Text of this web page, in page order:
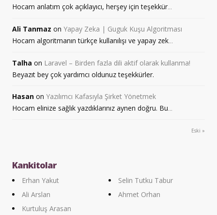
Hocam anlatım çok açıklayıcı, herşey için teşekkür
Ali Tanmaz on Yapay Zeka | Guguk Kuşu Algoritması
Hocam algoritmanın türkçe kullanılışı ve yapay zek
Talha on Laravel – Birden fazla dili aktif olarak kullanma!
Beyazıt bey çok yardımcı oldunuz teşekkürler.
Hasan on Yazılımcı Kafasıyla Şirket Yönetmek
Hocam elinize sağlık yazdıklarınız aynen doğru. Bu
Eski »
Kankitolar
Erhan Yakut
Selin Tutku Tabur
Ali Arslan
Ahmet Orhan
Kurtuluş Arasan